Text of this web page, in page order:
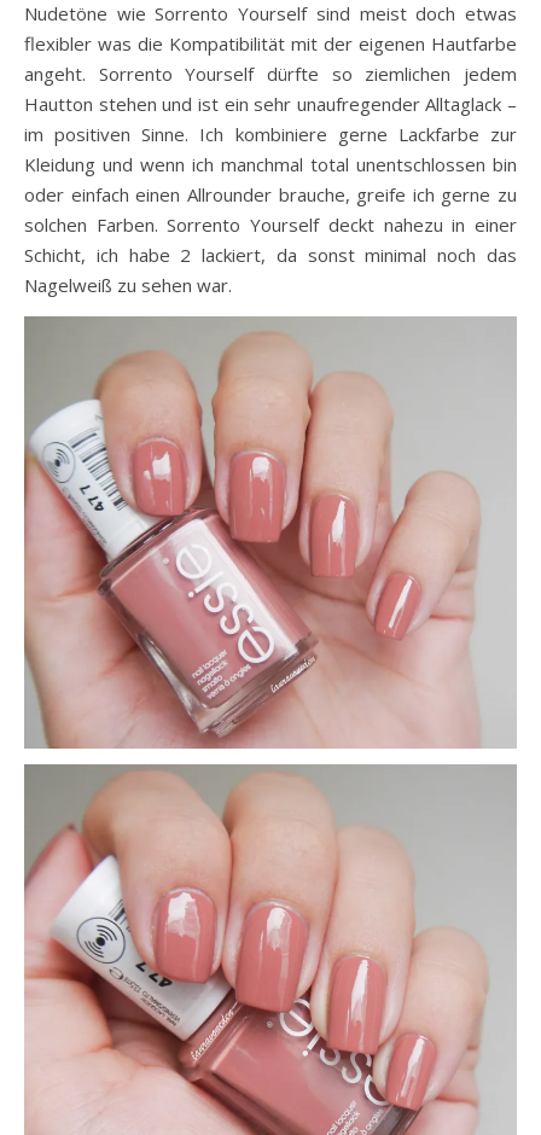
Nudetöne wie Sorrento Yourself sind meist doch etwas
flexibler was die Kompatibilität mit der eigenen Hautfarbe
angeht. Sorrento Yourself dürfte so ziemlichen jedem
Hautton stehen und ist ein sehr unaufregender Alltaglack –
im positiven Sinne. Ich kombiniere gerne Lackfarbe zur
Kleidung und wenn ich manchmal total unentschlossen bin
oder einfach einen Allrounder brauche, greife ich gerne zu
solchen Farben. Sorrento Yourself deckt nahezu in einer
Schicht, ich habe 2 lackiert, da sonst minimal noch das
Nagelweiß zu sehen war.